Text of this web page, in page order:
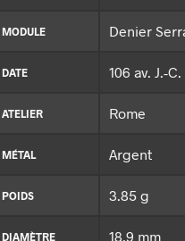
MODULE Denier
DATE 106 av. J.-C.
ATELIER Rome
MÉTAL Argent
POIDS 3.85 g
DIAMÈTRE 18.9 mm